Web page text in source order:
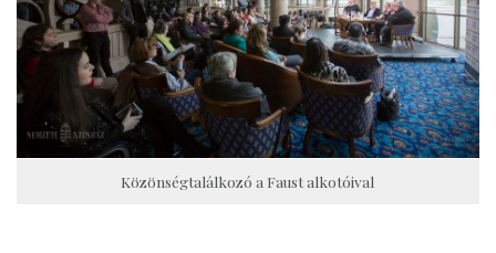
Közönségtalálkozó a Faust alkotóival